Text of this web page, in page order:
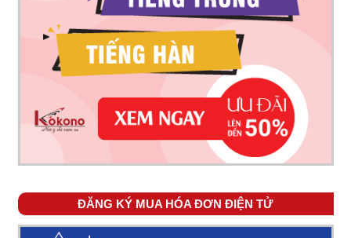
ĐĂNG KÝ MUA HÓA ĐƠN ĐIỆN TỬ